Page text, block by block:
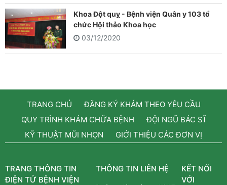
Khoa Đột quỵ - Bệnh viện Quân y 103 tổ
chức Hội thảo Khoa học
03/12/2020
TRANG CHỦ
ĐĂNG KÝ KHÁM THEO YÊU CẦU
QUY TRÌNH KHÁM CHỮA BỆNH
ĐỘI NGŨ BÁC SĨ
KỸ THUẬT MŨI NHỌN
GIỚI THIỆU CÁC ĐƠN VỊ
TRANG THÔNG TIN
ĐIỆN TỬ BỆNH VIỆN
THÔNG TIN LIÊN HỆ
KẾT NỐI
VỚI